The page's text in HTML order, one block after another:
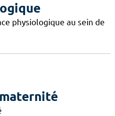
physiologique au sein de